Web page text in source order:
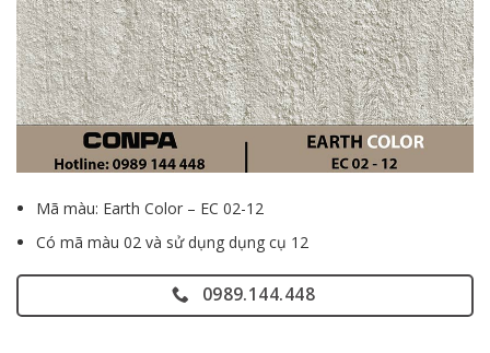
Mã màu: Earth Color – EC 02-12
Có mã màu 02 và sử dụng dụng cụ 12
0989.144.448